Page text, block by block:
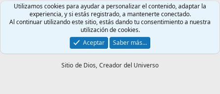
Utilizamos cookies para ayudar a personalizar el contenido, adaptar la
experiencia, y si estás registrado, a mantenerte conectado.
Al continuar utilizando este sitio, estás dando tu consentimiento a nuestra
utilización de cookies.
Aceptar
Saber más…
Sitio de Dios, Creador del Universo